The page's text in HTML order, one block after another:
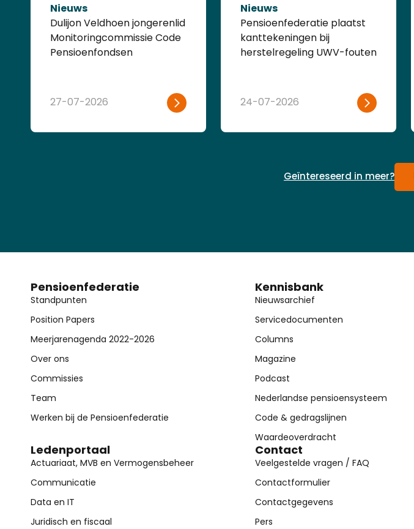
Nieuws
Dulijon Veldhoen jongerenlid
Monitoringcommissie Code
Pensioenfondsen
27-07-2026
Nieuws
Pensioenfederatie plaatst
kanttekeningen bij
herstelregeling UWV-fouten
24-07-2026
Geïntereseerd in meer?
Pensioenfederatie
Standpunten
Position Papers
Meerjarenagenda 2022-2026
Over ons
Commissies
Team
Werken bij de Pensioenfederatie
Kennisbank
Nieuwsarchief
Servicedocumenten
Columns
Magazine
Podcast
Nederlandse pensioensysteem
Code & gedragslijnen
Waardeoverdracht
Ledenportaal
Actuariaat, MVB en Vermogensbeheer
Communicatie
Data en IT
Juridisch en fiscaal
Contact
Veelgestelde vragen / FAQ
Contactformulier
Contactgegevens
Pers